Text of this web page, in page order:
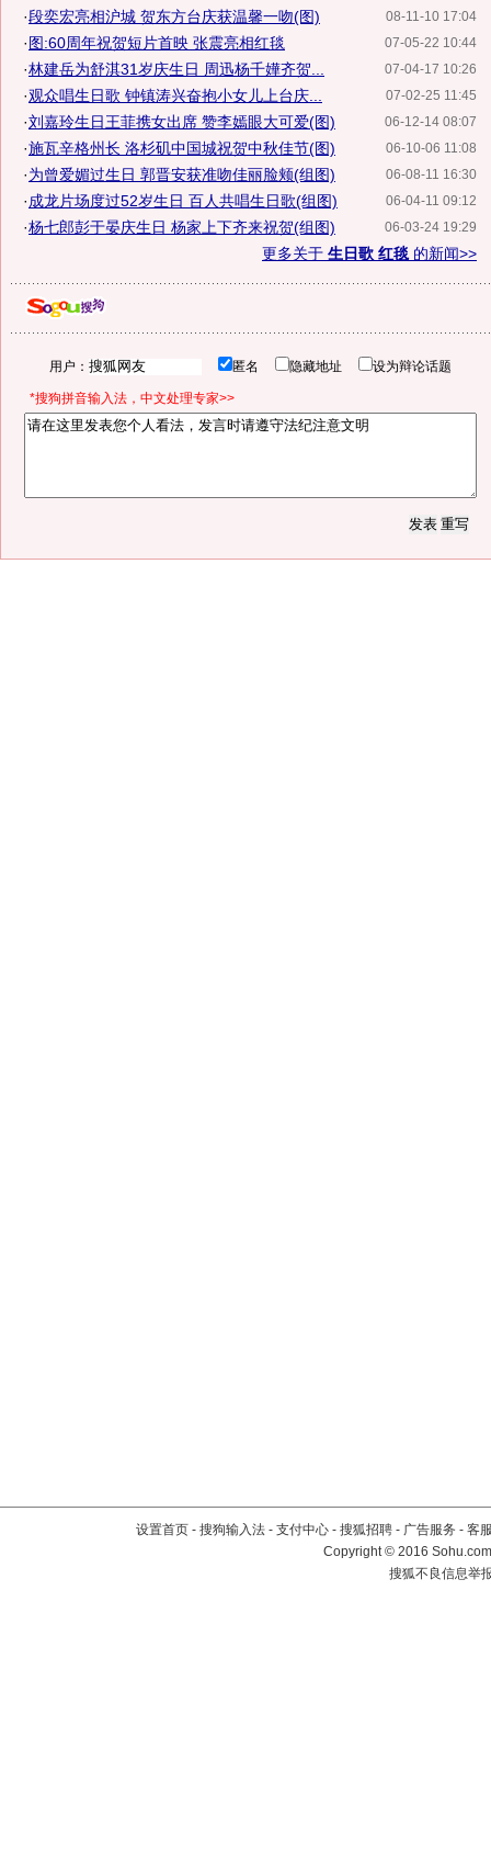
08-11-10 17:04
·段奕宏亮相沪城 贺东方台庆获温馨一吻(图)
07-05-22 10:44
·图:60周年祝贺短片首映 张震亮相红毯
07-04-17 10:26
·林建岳为舒淇31岁庆生日 周迅杨千嬅齐贺...
07-02-25 11:45
·观众唱生日歌 钟镇涛兴奋抱小女儿上台庆...
06-12-14 08:07
·刘嘉玲生日王菲携女出席 赞李嫣眼大可爱(图)
06-10-06 11:08
·施瓦辛格州长 洛杉矶中国城祝贺中秋佳节(图)
06-08-11 16:30
·为曾爱媚过生日 郭晋安获准吻佳丽脸颊(组图)
06-04-11 09:12
·成龙片场度过52岁生日 百人共唱生日歌(组图)
06-03-24 19:29
·杨七郎彭于晏庆生日 杨家上下齐来祝贺(组图)
更多关于 生日歌 红毯 的新闻>>
用户： 匿名 隐藏地址 设为辩论话题
*搜狗拼音输入法，中文处理专家>>
设置首页 - 搜狗输入法 - 支付中心 - 搜狐招聘 - 广告服务 - 客
Copyright©2016
搜狐不良信息举